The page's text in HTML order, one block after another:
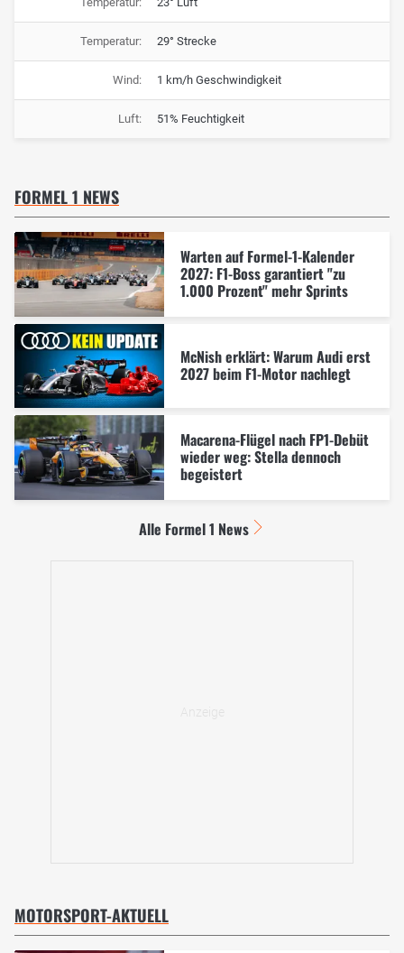
Temperatur: 29° Strecke
Wind: 1 km/h Geschwindigkeit
Luft: 51% Feuchtigkeit
FORMEL 1 NEWS
Warten auf Formel-1-Kalender
2027: F1-Boss garantiert "zu
1.000 Prozent" mehr Sprints
McNish erklärt: Warum Audi erst
2027 beim F1-Motor nachlegt
Macarena-Flügel nach FP1-Debüt
wieder weg: Stella dennoch
begeistert
Alle Formel 1 News
MOTORSPORT-AKTUELL